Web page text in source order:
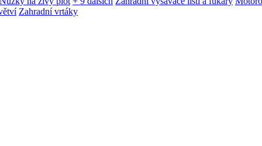
Zahradní vrtáky